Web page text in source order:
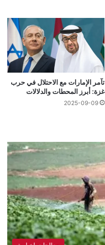
تآمر الإمارات مع الاحتلال في حرب
غزة: أبرز المحطات والدلالات
2025-09-09